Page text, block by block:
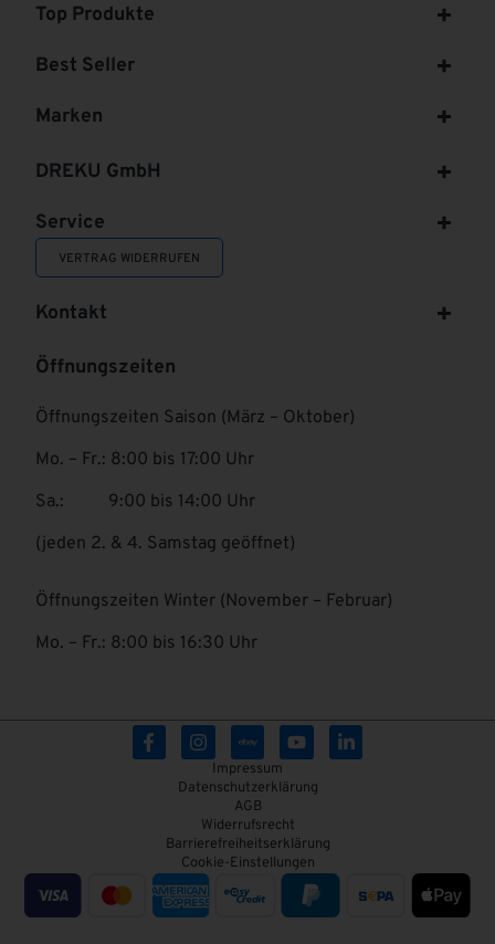
Top Produkte
Best Seller
Marken
DREKU GmbH
Service
VERTRAG WIDERRUFEN
Kontakt
Öffnungszeiten
Öffnungszeiten Saison (März – Oktober)
Mo. – Fr.: 8:00 bis 17:00 Uhr
Sa.: 9:00 bis 14:00 Uhr
(jeden 2. & 4. Samstag geöffnet)
Öffnungszeiten Winter (November – Februar)
Mo. – Fr.: 8:00 bis 16:30 Uhr
Impressum
Datenschutzerklärung
AGB
Widerrufsrecht
Barrierefreiheitserklärung
Cookie-Einstellungen